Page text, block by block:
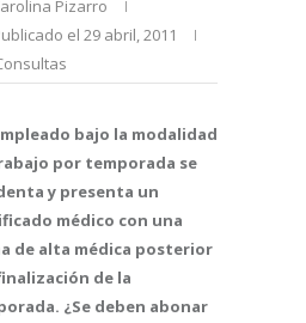
Pizarro
el 29 abril, 2011
bajo la modalidad
por temporada se
y presenta un
médico con una
de alta médica posterior
de la
¿Se deben abonar